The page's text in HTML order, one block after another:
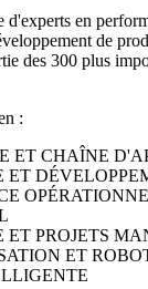
en
de
des 300 plus
:
ET CHAÎNE
ET
ET PROJETS
ET